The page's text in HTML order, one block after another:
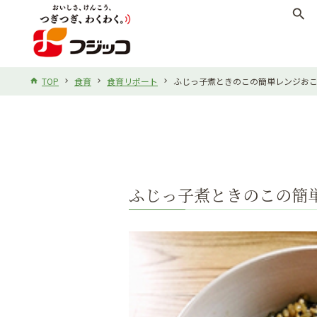
search
TOP 食育 食育リポート ふじっ子煮ときのこの簡単レンジお
ふじっ子煮ときのこの簡